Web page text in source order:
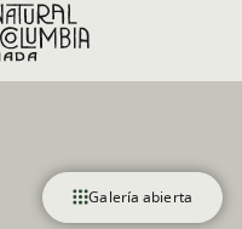
Galería abierta